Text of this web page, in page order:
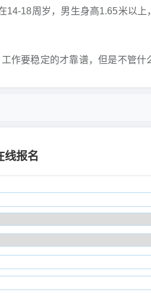
18周岁，男生身高1.65米以
作要稳定的才靠谱，但是不管什
线报名